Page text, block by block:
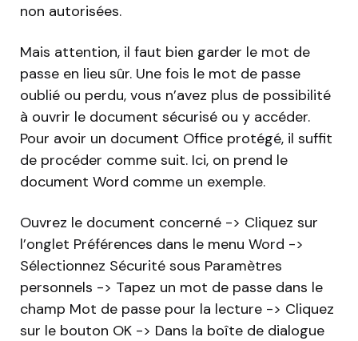
non autorisées.
Mais attention, il faut bien garder le mot de
passe en lieu sûr. Une fois le mot de passe
oublié ou perdu, vous n’avez plus de possibilité
à ouvrir le document sécurisé ou y accéder.
Pour avoir un document Office protégé, il suffit
de procéder comme suit. Ici, on prend le
document Word comme un exemple.
Ouvrez le document concerné -> Cliquez sur
l’onglet Préférences dans le menu Word ->
Sélectionnez Sécurité sous Paramètres
personnels -> Tapez un mot de passe dans le
champ Mot de passe pour la lecture -> Cliquez
sur le bouton OK -> Dans la boîte de dialogue